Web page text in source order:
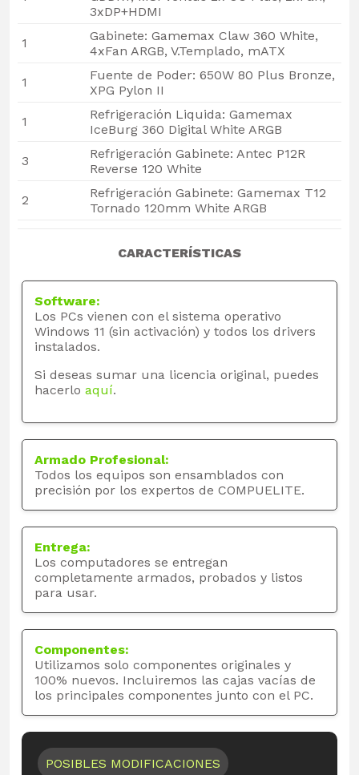
3xDP+HDMI
1
Gabinete: Gamemax Claw 360 White,
4xFan ARGB, V.Templado, mATX
1
Fuente de Poder: 650W 80 Plus Bronze,
XPG Pylon II
1
Refrigeración Liquida: Gamemax
IceBurg 360 Digital White ARGB
3
Refrigeración Gabinete: Antec P12R
Reverse 120 White
2
Refrigeración Gabinete: Gamemax T12
Tornado 120mm White ARGB
CARACTERÍSTICAS
Software:
Los PCs vienen con el sistema operativo
Windows 11 (sin activación) y todos los drivers
instalados.
Si deseas sumar una licencia original, puedes
hacerlo aquí.
Armado Profesional:
Todos los equipos son ensamblados con
precisión por los expertos de COMPUELITE.
Entrega:
Los computadores se entregan
completamente armados, probados y listos
para usar.
Componentes:
Utilizamos solo componentes originales y
100% nuevos. Incluiremos las cajas vacías de
los principales componentes junto con el PC.
POSIBLES MODIFICACIONES